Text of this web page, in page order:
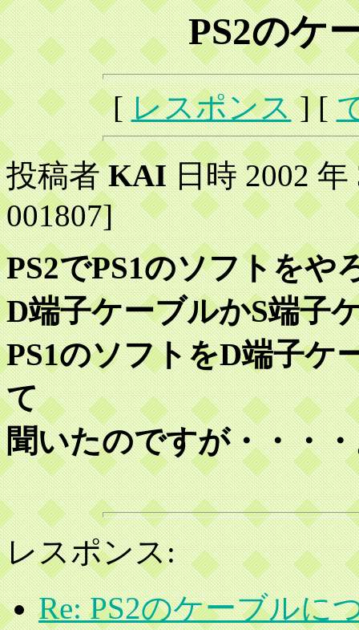
PS2のケ
[レスポンス] [
投稿者KAI日時 2002 年
001807]
PS2でPS1のソフトをや
D端子ケーブルかS端子
PS1のソフトをD端子ケ
て
聞いたのですが・・・
レスポンス:
Re: PS2のケーブルに